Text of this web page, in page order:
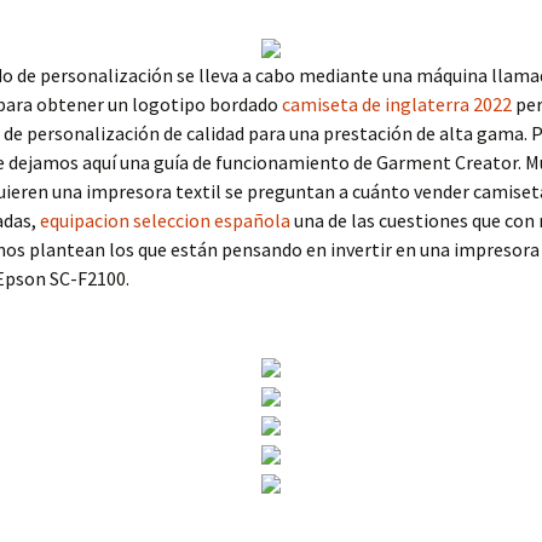
de personalización se lleva a cabo mediante una máquina
obtener un logotipo bordado camiseta de inglaterra 2022
personalización de calidad para una prestación de alta gama.
dejamos aquí una guía de funcionamiento de Garment Creator.
una impresora textil se preguntan a cuánto vender
equipacion seleccion española una de las cuestiones que con
plantean los que están pensando en invertir en una impresora
SC-F2100.